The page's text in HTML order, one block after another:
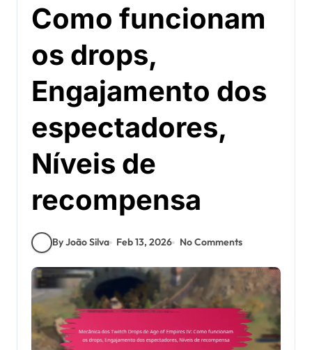
Como funcionam
os drops,
Engajamento dos
espectadores,
Níveis de
recompensa
By João Silva Feb 13, 2026 No Comments